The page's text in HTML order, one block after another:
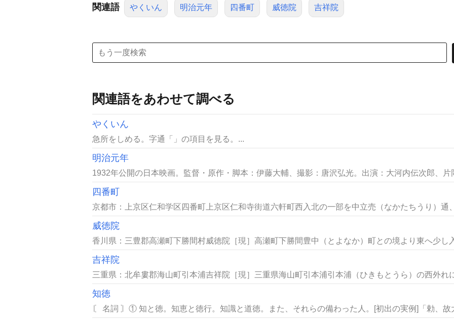
関連語 やくいん 明治元年 四番町 威徳院 吉祥院
関連語をあわせて調べる
やくいん
急所をしめる。字通「」の項目を見る。...
明治元年
1932年公開の日本映画。監督・原作・脚本：伊藤大輔、撮影：唐沢弘光。出演：大河内伝次郎、片
四番町
京都市：上京区仁和学区四番町上京区仁和寺街道六軒町西入北の一部を中立売（なかたちうり）通
威徳院
香川県：三豊郡高瀬町下勝間村威徳院［現］高瀬町下勝間豊中（とよなか）町との境より東へ少し
吉祥院
三重県：北牟婁郡海山町引本浦吉祥院［現］三重県海山町引本浦引本浦（ひきもとうら）の西外れ
知徳
〘 名詞 〙① 知と徳。知恵と徳行。知識と道徳。また、それらの備わった人。[初出の実例]「勅、故